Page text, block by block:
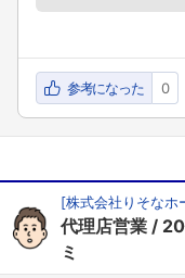
参考になった 0
[株式会社りそなホ
代理店営業
ミ